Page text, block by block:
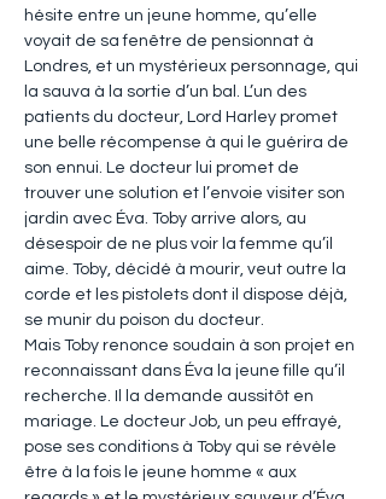
hésite entre un jeune homme, qu’elle
voyait de sa fenêtre de pensionnat à
Londres, et un mystérieux personnage, qui
la sauva à la sortie d’un bal. L’un des
patients du docteur, Lord Harley promet
une belle récompense à qui le guérira de
son ennui. Le docteur lui promet de
trouver une solution et l’envoie visiter son
jardin avec Éva. Toby arrive alors, au
désespoir de ne plus voir la femme qu’il
aime. Toby, décidé à mourir, veut outre la
corde et les pistolets dont il dispose déjà,
se munir du poison du docteur.
Mais Toby renonce soudain à son projet en
reconnaissant dans Éva la jeune fille qu’il
recherche. Il la demande aussitôt en
mariage. Le docteur Job, un peu effrayé,
pose ses conditions à Toby qui se révèle
être à la fois le jeune homme « aux